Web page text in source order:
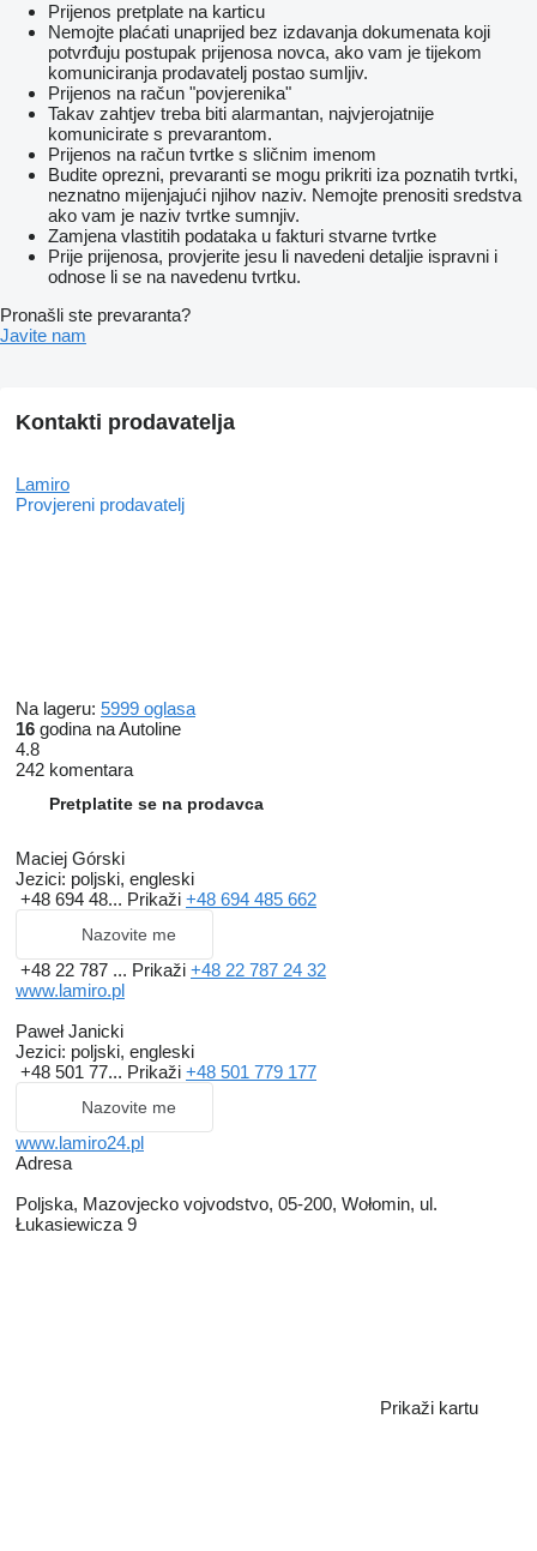
Prijenos pretplate na karticu
Nemojte plaćati unaprijed bez izdavanja dokumenata koji
potvrđuju postupak prijenosa novca, ako vam je tijekom
komuniciranja prodavatelj postao sumljiv.
Prijenos na račun "povjerenika"
Takav zahtjev treba biti alarmantan, najvjerojatnije
komunicirate s prevarantom.
Prijenos na račun tvrtke s sličnim imenom
Budite oprezni, prevaranti se mogu prikriti iza poznatih tvrtki,
neznatno mijenjajući njihov naziv. Nemojte prenositi sredstva
ako vam je naziv tvrtke sumnjiv.
Zamjena vlastitih podataka u fakturi stvarne tvrtke
Prije prijenosa, provjerite jesu li navedeni detaljie ispravni i
odnose li se na navedenu tvrtku.
Pronašli ste prevaranta?
Javite nam
Kontakti prodavatelja
Lamiro
Provjereni prodavatelj
Na lageru: 5999 oglasa
16 godina na Autoline
4.8
242 komentara
Pretplatite se na prodavca
Maciej Górski
Jezici: poljski, engleski
+48 694 48... Prikaži +48 694 485 662
Nazovite me
+48 22 787 ... Prikaži +48 22 787 24 32
www.lamiro.pl
Paweł Janicki
Jezici: poljski, engleski
+48 501 77... Prikaži +48 501 779 177
Nazovite me
www.lamiro24.pl
Adresa
Poljska, Mazovjecko vojvodstvo, 05-200, Wołomin, ul.
Łukasiewicza 9
Prikaži kartu